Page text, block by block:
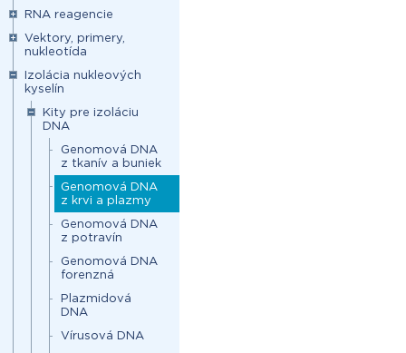
RNA reagencie
Vektory, primery,
nukleotída
Izolácia nukleových
kyselín
Kity pre izoláciu
DNA
Genomová DNA
z tkanív a buniek
Genomová DNA
z krvi a plazmy
Genomová DNA
z potravín
Genomová DNA
forenzná
Plazmidová
DNA
Vírusová DNA